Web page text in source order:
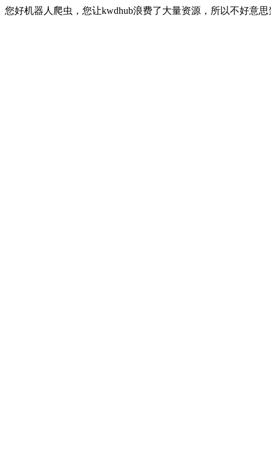
您好机器人爬虫，您让kwdhub浪费了大量资源，所以不好意